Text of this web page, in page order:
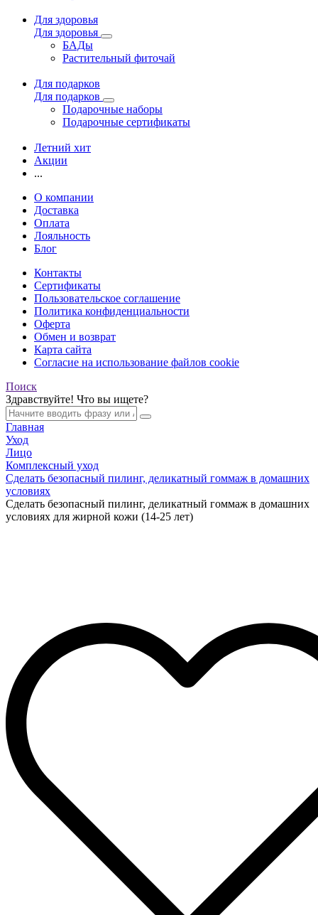
Для здоровья
Для здоровья
БАДы
Растительный фиточай
Для подарков
Для подарков
Подарочные наборы
Подарочные сертификаты
Летний хит
Акции
...
О компании
Доставка
Оплата
Лояльность
Блог
Контакты
Сертификаты
Пользовательское соглашение
Политика конфиденциальности
Оферта
Обмен и возврат
Карта сайта
Согласие на использование файлов cookie
Поиск
Здравствуйте! Что вы ищете?
Главная
Уход
Лицо
Комплексный уход
Сделать безопасный пилинг, деликатный гоммаж в домашних
условиях
Сделать безопасный пилинг, деликатный гоммаж в домашних
условиях для жирной кожи (14-25 лет)